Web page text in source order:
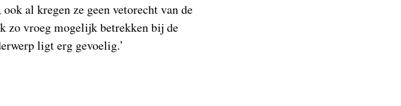
al kregen ze geen vetorecht van de
zo vroeg mogelijk betrekken bij de
ligt erg gevoelig.’